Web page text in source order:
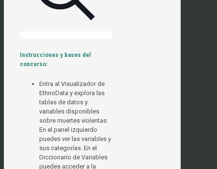
Instrucciones y bases del
concurso:
Entra al Visualizador de
EthnoData y explora las
tablas de datos y
variables disponibles
sobre muertes violentas.
En el panel izquierdo
puedes ver las variables y
sus categorías. En el
Diccionario de Variables
puedes acceder a la